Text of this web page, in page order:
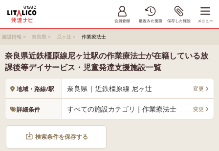
施設情報 > 奈良県 > 尼ヶ辻 > 作業療法士
奈良県近鉄橿原線尼ヶ辻駅の作業療法士が在籍している放
課後等デイサービス・児童発達支援施設一覧
地域・路線/駅 奈良県 | 近鉄橿原線 尼ヶ辻 変更
詳細条件 すべての施設カテゴリ｜作業療法士 変更
検索条件を保存する